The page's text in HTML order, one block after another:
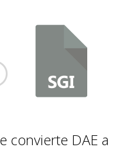
convierte DAE a